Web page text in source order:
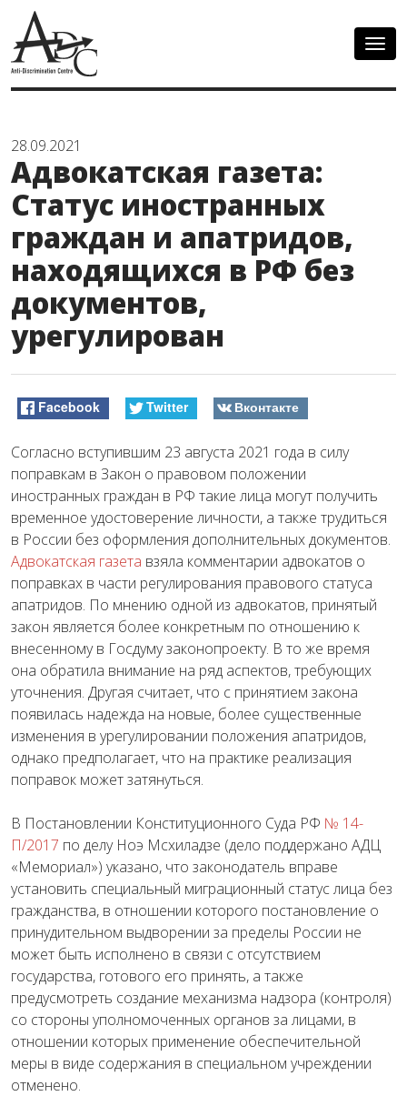
28.09.2021
Адвокатская газета:
Статус иностранных
граждан и апатридов,
находящихся в РФ без
документов,
урегулирован
Facebook Twitter Вконтакте
Согласно вступившим 23 августа 2021 года в силу
поправкам в Закон о правовом положении
иностранных граждан в РФ такие лица могут получить
временное удостоверение личности, а также трудиться
в России без оформления дополнительных документов.
Адвокатская газета взяла комментарии адвокатов о
поправках в части регулирования правового статуса
апатридов. По мнению одной из адвокатов, принятый
закон является более конкретным по отношению к
внесенному в Госдуму законопроекту. В то же время
она обратила внимание на ряд аспектов, требующих
уточнения. Другая считает, что с принятием закона
появилась надежда на новые, более существенные
изменения в урегулировании положения апатридов,
однако предполагает, что на практике реализация
поправок может затянуться.
В Постановлении Конституционного Суда РФ № 14-
П/2017 по делу Ноэ Мсхиладзе (дело поддержано АДЦ
«Мемориал») указано, что законодатель вправе
установить специальный миграционный статус лица без
гражданства, в отношении которого постановление о
принудительном выдворении за пределы России не
может быть исполнено в связи с отсутствием
государства, готового его принять, а также
предусмотреть создание механизма надзора (контроля)
со стороны уполномоченных органов за лицами, в
отношении которых применение обеспечительной
меры в виде содержания в специальном учреждении
отменено.